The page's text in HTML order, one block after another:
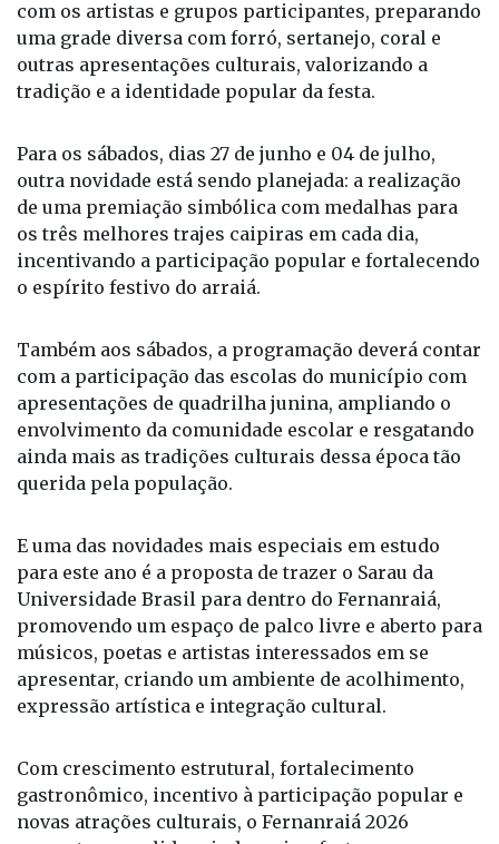
com os artistas e grupos participantes, preparando
uma grade diversa com forró, sertanejo, coral e
outras apresentações culturais, valorizando a
tradição e a identidade popular da festa.
Para os sábados, dias 27 de junho e 04 de julho,
outra novidade está sendo planejada: a realização
de uma premiação simbólica com medalhas para
os três melhores trajes caipiras em cada dia,
incentivando a participação popular e fortalecendo
o espírito festivo do arraiá.
Também aos sábados, a programação deverá contar
com a participação das escolas do município com
apresentações de quadrilha junina, ampliando o
envolvimento da comunidade escolar e resgatando
ainda mais as tradições culturais dessa época tão
querida pela população.
E uma das novidades mais especiais em estudo
para este ano é a proposta de trazer o Sarau da
Universidade Brasil para dentro do Fernanraiá,
promovendo um espaço de palco livre e aberto para
músicos, poetas e artistas interessados em se
apresentar, criando um ambiente de acolhimento,
expressão artística e integração cultural.
Com crescimento estrutural, fortalecimento
gastronômico, incentivo à participação popular e
novas atrações culturais, o Fernanraiá 2026